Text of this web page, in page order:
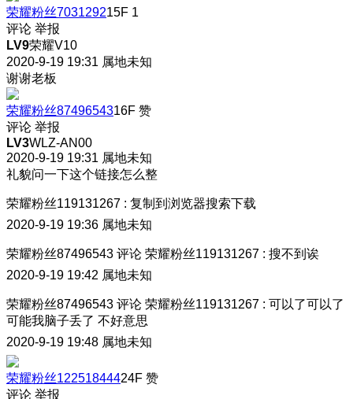
荣耀粉丝703129215F 1
评论 举报
LV9荣耀V10
2020-9-19 19:31 属地未知
谢谢老板
荣耀粉丝8749654316F 赞
评论 举报
LV3WLZ-AN00
2020-9-19 19:31 属地未知
礼貌问一下这个链接怎么整
荣耀粉丝119131267 : 复制到浏览器搜索下载
2020-9-19 19:36 属地未知
荣耀粉丝87496543 评论 荣耀粉丝119131267 : 搜不到诶
2020-9-19 19:42 属地未知
荣耀粉丝87496543 评论 荣耀粉丝119131267 : 可以了可以了
可能我脑子丢了 不好意思
2020-9-19 19:48 属地未知
荣耀粉丝12251844424F 赞
评论 举报